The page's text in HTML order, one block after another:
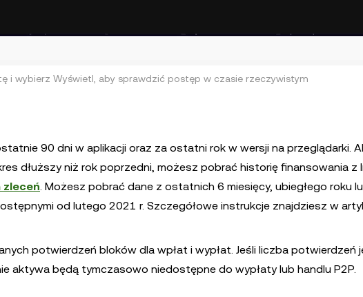
i wybierz Wyświetl, aby sprawdzić postęp w czasie rzeczywistym
90 dni w aplikacji oraz za ostatni rok w wersji na przeglądarki.
dłuższy niż rok poprzedni, możesz pobrać historię finansowania z
zleceń. Możesz pobrać dane z ostatnich 6 miesięcy, ubiegłego roku
od lutego 2021 r. Szczegółowe instrukcje znajdziesz w
potwierdzeń bloków dla wpłat i wypłat. Jeśli liczba potwierdzeń
aktywa będą tymczasowo niedostępne do wypłaty lub handlu P2P.